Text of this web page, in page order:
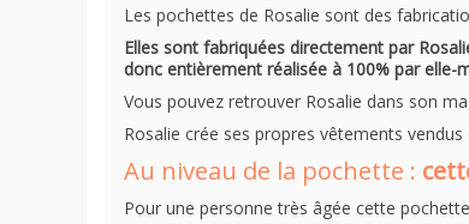
Les pochettes de Rosalie sont des
Elles sont fabriquées directement par
donc entièrement réalisée à 100% par
Vous pouvez retrouver Rosalie dans son
Rosalie crée ses propres vêtements
Au niveau de la pochette :
Pour une personne très âgée cette